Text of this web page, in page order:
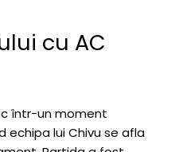
cu AC
într-un moment
echipa lui Chivu se afla